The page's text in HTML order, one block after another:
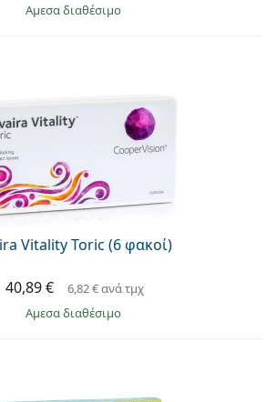
άμεσα διαθέσιμο
Vitality Toric (6 φακοί)
40,89 € 6,82 €ανά τμχ
άμεσα διαθέσιμο